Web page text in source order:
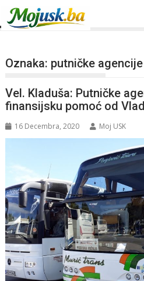
Oznaka: putničke agencije
Vel. Kladuša: Putničke
finansijsku pomoć od
16 Decembra, 2020 Moj USK